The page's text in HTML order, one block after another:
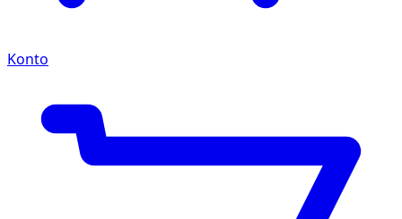
Konto